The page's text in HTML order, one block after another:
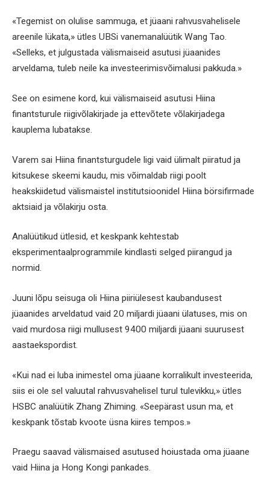
«Tegemist on olulise sammuga, et jüaani rahvusvahelisele
areenile lükata,» ütles UBSi vanemanalüütik Wang Tao.
«Selleks, et julgustada välismaiseid asutusi jüaanides
arveldama, tuleb neile ka investeerimisvõimalusi pakkuda.»
See on esimene kord, kui välismaiseid asutusi Hiina
finantsturule riigivõlakirjade ja ettevõtete võlakirjadega
kauplema lubatakse.
Varem sai Hiina finantsturgudele ligi vaid ülimalt piiratud ja
kitsukese skeemi kaudu, mis võimaldab riigi poolt
heakskiidetud välismaistel institutsioonidel Hiina börsifirmade
aktsiaid ja võlakirju osta.
Analüütikud ütlesid, et keskpank kehtestab
eksperimentaalprogrammile kindlasti selged piirangud ja
normid.
Juuni lõpu seisuga oli Hiina piiriülesest kaubandusest
jüaanides arveldatud vaid 20 miljardi jüaani ülatuses, mis on
vaid murdosa riigi mullusest 9400 miljardi jüaani suurusest
aastaekspordist.
«Kui nad ei luba inimestel oma jüaane korralikult investeerida,
siis ei ole sel valuutal rahvusvahelisel turul tulevikku,» ütles
HSBC analüütik Zhang Zhiming. «Seepärast usun ma, et
keskpank tõstab kvoote üsna kiires tempos.»
Praegu saavad välismaised asutused hoiustada oma jüaane
vaid Hiina ja Hong Kongi pankades.